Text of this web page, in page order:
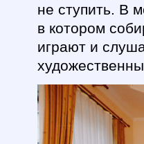
не ступить. В
в котором
играют и